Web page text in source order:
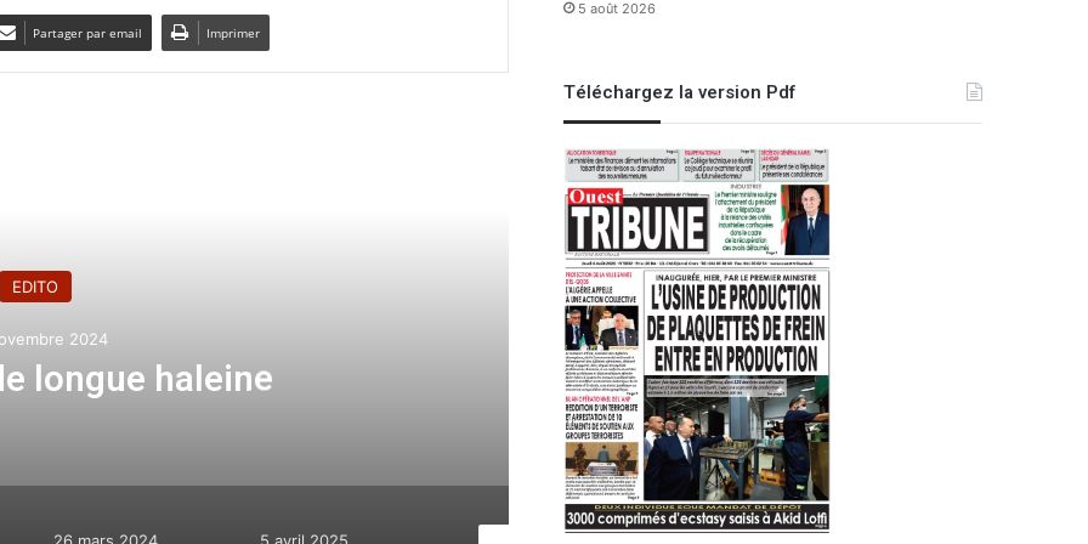
Partager par email Imprimer
EDITO
2024
longue haleine La paix, cette
5 août 2026
Téléchargez la version Pdf